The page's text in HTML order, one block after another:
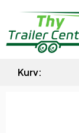
Kurv: